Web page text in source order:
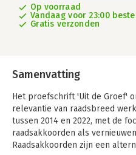
Op voorraad
Vandaag voor 23:00
Gratis verzonden
Samenvatting
Het proefschrift 'Uit de Groef'
relevantie van raadsbreed
tussen 2014 en 2022, met de
raadsakkoorden als
Raadsakkoorden zijn een